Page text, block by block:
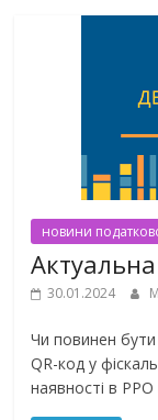
новини
30.01.2024
Чи повинен
QR-код у
наявності в РРО